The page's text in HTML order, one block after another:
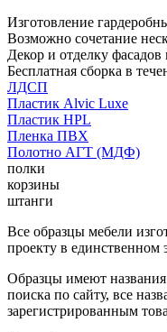
Изготовление
Возможно сочетание
Декор и отделку
Бесплатная сборка в
ЛДСП
Пластик Alvic Luxe
Пластик HPL
Пленка ПВХ
Полотно АГТ (МДФ)
полки
корзины
штанги
Все образцы мебели
проекту в единственном
Образцы имеют названия
поиска по сайту, все
зарегистрированным